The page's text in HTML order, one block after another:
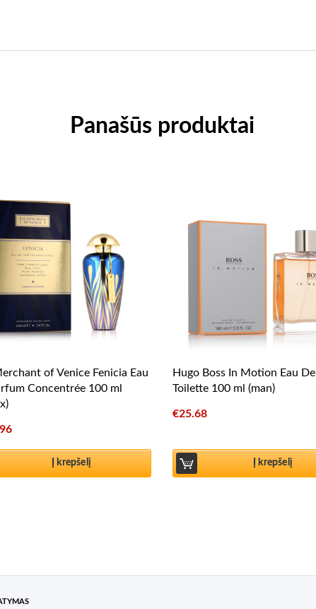
Panašūs produktai
of Venice Fenicia Eau
Concentrée 100 ml
Į krepšelį
Hugo Boss In Motion Eau De
Toilette 100 ml (man)
€25.68
Į krepšelį